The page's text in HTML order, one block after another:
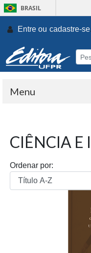
BRASIL
Entre ou cadastre-se.
Menu
CIÊNCIA E
Ordenar por: